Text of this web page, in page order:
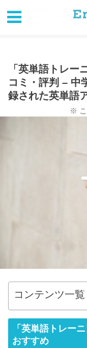
iPhoneア
「英単語トレーニング(中学１年
れた英単語アプリ
「英単語トレー
コミ・評判 – 中
録された英単語
※ こ
コンテンツ一覧
「英単語トレー
おすすめ